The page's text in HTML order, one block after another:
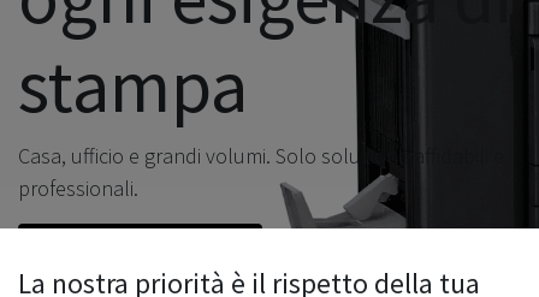
stampa
Casa, ufficio e grandi volumi. Solo soluzione affidabili e
professionali.
La nostra priorità è il rispetto della tua